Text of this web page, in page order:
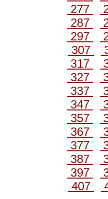
277
287
297
307
317
327
337
347
357
367
377
387
397
407